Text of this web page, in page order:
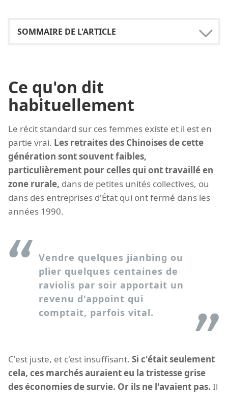
Ce qu'on dit
habituellement
Le récit standard sur ces femmes existe et il est en
partie vrai. Les retraites des Chinoises de cette
génération sont souvent faibles,
particulièrement pour celles qui ont travaillé en
zone rurale, dans de petites unités collectives, ou
dans des entreprises d'État qui ont fermé dans les
années 1990.
Vendre quelques jianbing ou
plier quelques centaines de
raviolis par soir apportait un
revenu d'appoint qui
comptait, parfois vital.
C'est juste, et c'est insuffisant. Si c'était seulement
cela, ces marchés auraient eu la tristesse grise
des économies de survie. Or ils ne l'avaient pas. Il